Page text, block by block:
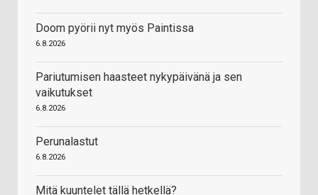
Doom pyörii nyt myös Paintissa
6.8.2026
Pariutumisen haasteet nykypäivänä ja sen
vaikutukset
6.8.2026
Perunalastut
6.8.2026
Mitä kuuntelet tällä hetkellä?